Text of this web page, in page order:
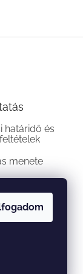
határidő és
menete